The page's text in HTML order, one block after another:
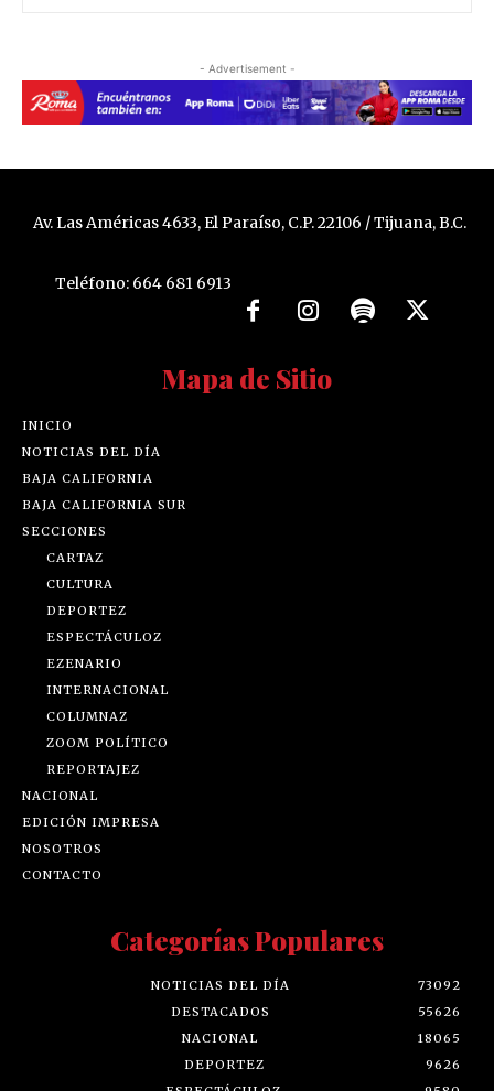
- Advertisement -
Av. Las Américas 4633, El Paraíso, C.P. 22106 / Tijuana, B.C.
Teléfono: 664 681 6913
Mapa de Sitio
INICIO
NOTICIAS DEL DÍA
BAJA CALIFORNIA
BAJA CALIFORNIA SUR
SECCIONES
CARTAZ
CULTURA
DEPORTEZ
ESPECTÁCULOZ
EZENARIO
INTERNACIONAL
COLUMNAZ
ZOOM POLÍTICO
REPORTAJEZ
NACIONAL
EDICIÓN IMPRESA
NOSOTROS
CONTACTO
Categorías Populares
NOTICIAS DEL DÍA
73092
DESTACADOS
55626
NACIONAL
18065
DEPORTEZ
9626